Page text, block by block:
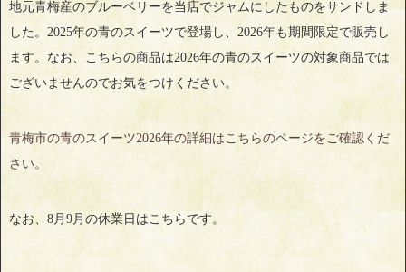
地元青梅産のブルーベリーを当店でジャムにしたものをサンドしま
した。2025年の青のスイーツで登場し、2026年も期間限定で販売し
ます。なお、こちらの商品は2026年の青のスイーツの対象商品では
ございませんのでお気をつけください。
青梅市の青のスイーツ2026年の詳細はこちらのページをご確認くだ
さい。
なお、8月9月の休業日はこちらです。